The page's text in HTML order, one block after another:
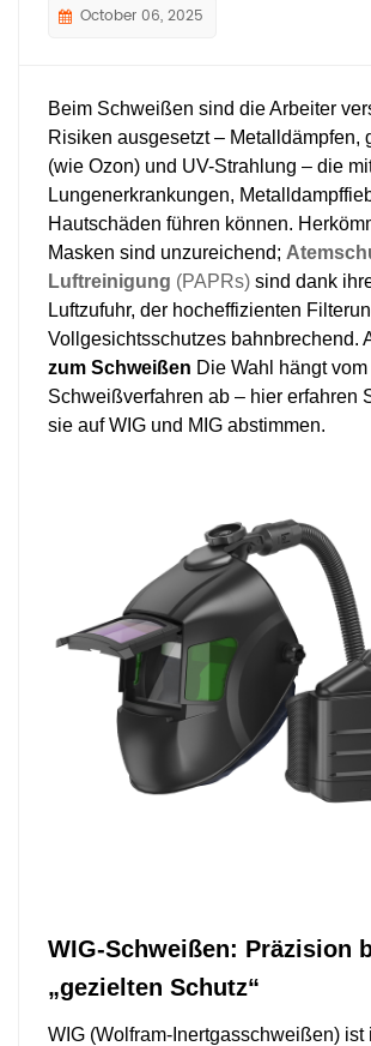
October 06, 2025
Beim Schweißen sind die Arbeiter
Risiken ausgesetzt – Metalldämpfen,
(wie Ozon) und UV-Strahlung – die
Lungenerkrankungen,
Hautschäden führen können.
Masken sind unzureichend;
Luftreinigung (PAPRs) sind dank
Luftzufuhr, der hocheffizienten
Vollgesichtsschutzes bahnbrechend.
zum Schweißen Die Wahl hängt vom
Schweißverfahren ab – hier erfahren
sie auf WIG und MIG abstimmen.
WIG-Schweißen: Präzision
„gezielten Schutz“
WIG (Wolfram-Inertgasschweißen) ist